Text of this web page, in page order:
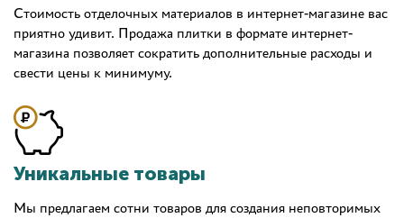
Стоимость отделочных материалов в интернет-магазине вас
приятно удивит. Продажа плитки в формате интернет-
магазина позволяет сократить дополнительные расходы и
свести цены к минимуму.
Уникальные товары
Мы предлагаем сотни товаров для создания неповторимых